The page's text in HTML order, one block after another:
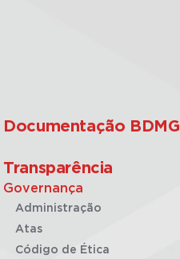
Documentação BDMG
Transparência
Governança
Administração
Atas
Código de Ética